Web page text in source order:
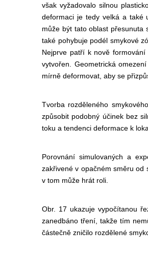
však vyžadovalo silnou
deformaci je tedy velká a také
může být tato oblast přesunuta
také pohybuje podél smykové
Nejprve patří k nově formování
vytvořen. Geometrická
mírně deformovat, aby se
Tvorba rozděleného
způsobit podobný účinek bez
toku a tendenci deformace k
Porovnání simulovaných a
zakřivené v opačném směru od
v tom může hrát roli.
Obr. 17 ukazuje vypočítanou
zanedbáno tření, takže tím
částečně zničilo rozdělené